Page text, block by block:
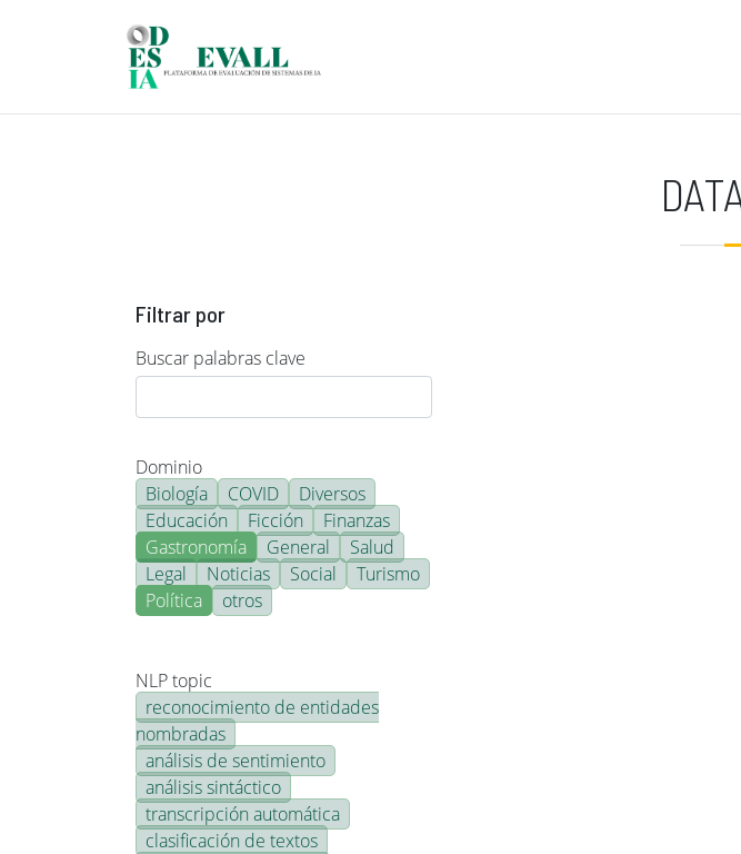
Filtrar por
Buscar palabras clave
Dominio
Biología
COVID
Diversos
Educación
Ficción
Finanzas
Gastronomía
General
Salud
Legal
Noticias Social
Turismo
Política
otros
NLP topic
reconocimiento de entidades
nombradas
análisis de sentimiento
análisis sintáctico
transcripción automática
clasificación de textos